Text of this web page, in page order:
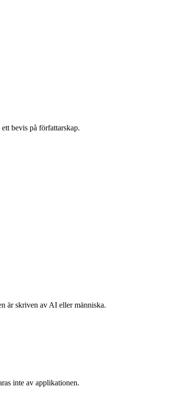
bevis på författarskap.
är skriven av AI eller människa.
inte av applikationen.